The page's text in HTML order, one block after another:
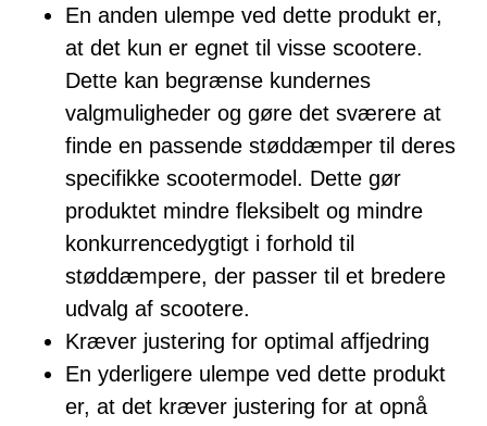
En anden ulempe ved dette produkt er,
at det kun er egnet til visse scootere.
Dette kan begrænse kundernes
valgmuligheder og gøre det sværere at
finde en passende støddæmper til deres
specifikke scootermodel. Dette gør
produktet mindre fleksibelt og mindre
konkurrencedygtigt i forhold til
støddæmpere, der passer til et bredere
udvalg af scootere.
Kræver justering for optimal affjedring
En yderligere ulempe ved dette produkt
er, at det kræver justering for at opnå